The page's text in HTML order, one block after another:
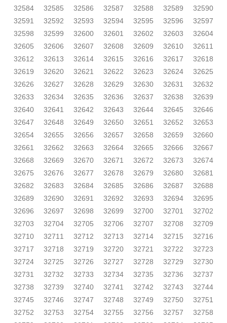
32584
32585 32586 32587 32588 32589
32590
32591
32592 32593 32594 32595 32596
32597
32598
32599 32600 32601 32602 32603
32604
32605
32606 32607 32608 32609 32610
32611
32612
32613 32614 32615 32616 32617
32618
32619
32620 32621 32622 32623 32624
32625
32626
32627 32628 32629 32630 32631
32632
32633
32634 32635 32636 32637 32638
32639
32640
32641 32642 32643 32644 32645
32646
32647
32648 32649 32650 32651 32652
32653
32654
32655 32656 32657 32658 32659
32660
32661
32662 32663 32664 32665 32666
32667
32668
32669 32670 32671 32672 32673
32674
32675
32676 32677 32678 32679 32680
32681
32682
32683 32684 32685 32686 32687
32688
32689
32690 32691 32692 32693 32694
32695
32696
32697 32698 32699 32700 32701
32702
32703
32704 32705 32706 32707 32708
32709
32710
32711 32712 32713 32714 32715
32716
32717
32718 32719 32720 32721 32722
32723
32724
32725 32726 32727 32728 32729
32730
32731
32732 32733 32734 32735 32736
32737
32738
32739 32740 32741 32742 32743
32744
32745
32746 32747 32748 32749 32750
32751
32752
32753 32754 32755 32756 32757
32758